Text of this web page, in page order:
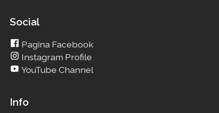
Social
Pagina Facebook
Instagram Profile
YouTube Channel
Info